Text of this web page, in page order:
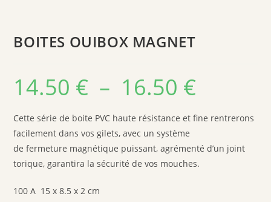
BOITES OUIBOX MAGNET
14.50 € – 16.50 €
Cette série de boite PVC haute résistance et fine rentrerons
facilement dans vos gilets, avec un système
de fermeture magnétique puissant, agrémenté d’un joint
torique, garantira la sécurité de vos mouches.
100 A 15 x 8.5 x 2 cm